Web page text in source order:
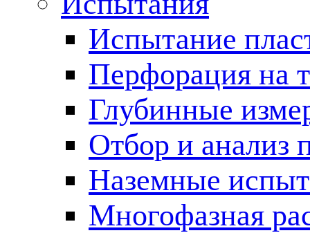
Испытание
Перфорация на
Глубинные
Отбор и анализ
Наземные
Многофазная